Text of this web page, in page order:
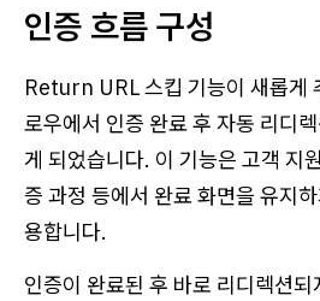
인증 흐름 구성
Return URL 스킵 기능이 새롭게
로우에서 인증 완료 후 자동 리디
게 되었습니다. 이 기능은 고객 지
증 과정 등에서 완료 화면을 유지
용합니다.
인증이 완료된 후 바로 리디렉션